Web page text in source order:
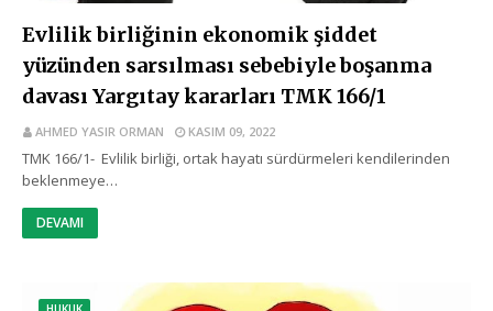
Evlilik birliğinin ekonomik şiddet
yüzünden sarsılması sebebiyle boşanma
davası Yargıtay kararları TMK 166/1
AHMED YASIR ORMAN KASIM 09, 2022
TMK 166/1- Evlilik birliği, ortak hayatı sürdürmeleri kendilerinden
beklenmeye…
DEVAMI